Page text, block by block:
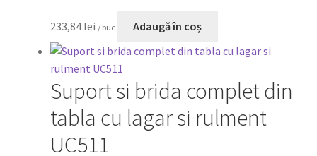
233,84 lei / buc Adaugă în coș
Suport si brida complet din
tabla cu lagar si rulment
UC511